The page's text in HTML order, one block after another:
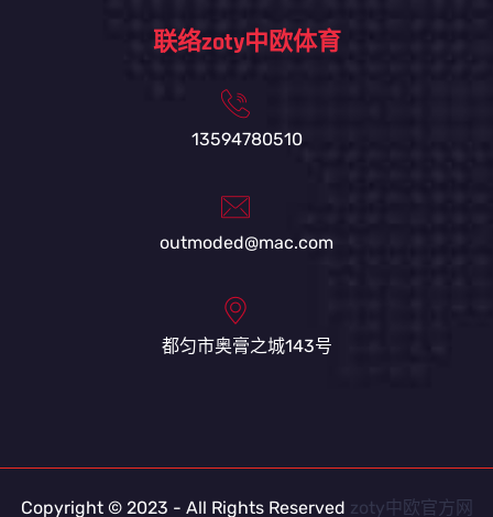
联络zoty中欧体育
13594780510
outmoded@mac.com
都匀市奥膏之城143号
Copyright © 2023 - All Rights Reserved zoty中欧官方网